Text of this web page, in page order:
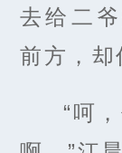
去给二
前方，却
“呵